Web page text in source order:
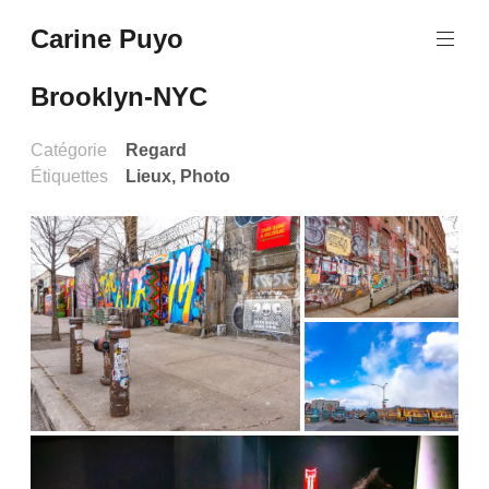
au
principal
Carine Puyo
Brooklyn-NYC
Catégorie
Regard
Étiquettes
Lieux, Photo